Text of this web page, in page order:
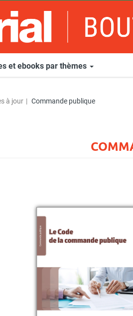
et ebooks par thèmes
à jour Commande publique